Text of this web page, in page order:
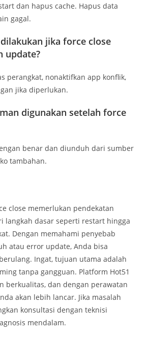
dan hapus cache. Hapus data
gagal.
jika force close
update?
perangkat, nonaktifkan app konflik,
jika diperlukan.
digunakan setelah force
benar dan diunduh dari sumber
tambahan.
close memerlukan pendekatan
langkah dasar seperti restart hingga
Dengan memahami penyebab
atau error update, Anda bisa
Ingat, tujuan utama adalah
tanpa gangguan. Platform Hot51
berkualitas, dan dengan perawatan
akan lebih lancar. Jika masalah
konsultasi dengan teknisi
mendalam.